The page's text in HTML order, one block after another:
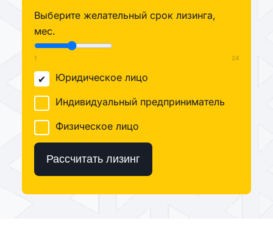
Выберите желательный срок лизинга,
мес.
1 24
Юридическое лицо
Индивидуальный предприниматель
Физическое лицо
Рассчитать лизинг